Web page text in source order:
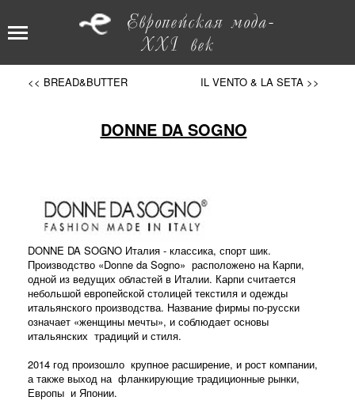
Европейская мода-
XXI век
<< BREAD&BUTTER IL VENTO & LA SETA >>
DONNE DA SOGNO
DONNE DA SOGNO Италия - классика, спорт шик.
Производство «Donne da Sogno» расположено на Карпи,
одной из ведущих областей в Италии. Карпи считается
небольшой европейской столицей текстиля и одежды
итальянского производства. Название фирмы по-русски
означает «женщины мечты», и соблюдает основы
итальянских традиций и стиля.
2014 год произошло крупное расширение, и рост компании,
а также выход на фланкирующие традиционные рынки,
Европы и Японии.